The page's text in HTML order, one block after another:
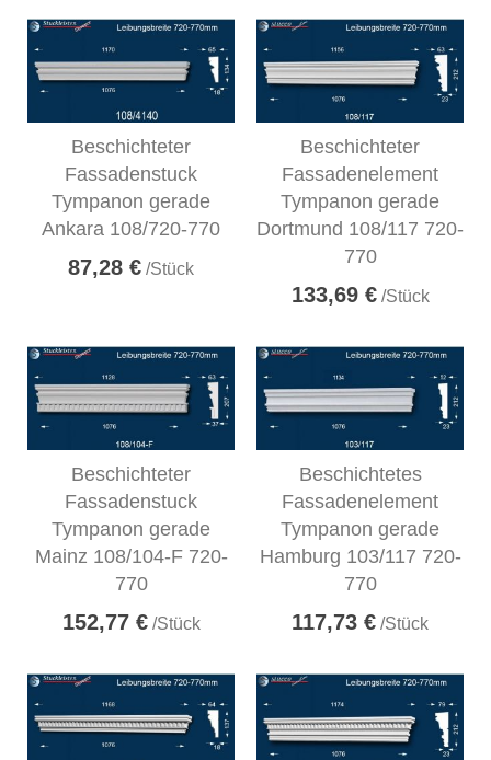
Beschichteter
Fassadenstuck
Tympanon gerade
Ankara 108/720-770
87,28 € /Stück
Beschichteter
Fassadenelement
Tympanon gerade
Dortmund 108/117 720-
770
133,69 €/Stück
Beschichteter
Fassadenstuck
Tympanon gerade
Mainz 108/104-F 720-
770
152,77 €/Stück
Beschichtetes
Fassadenelement
Tympanon gerade
Hamburg 103/117 720-
770
117,73 € /Stück